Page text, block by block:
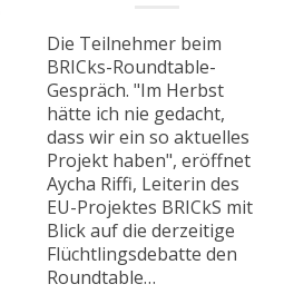
Die Teilnehmer beim
BRICks-Roundtable-
Gespräch. "Im Herbst
hätte ich nie gedacht,
dass wir ein so aktuelles
Projekt haben", eröffnet
Aycha Riffi, Leiterin des
EU-Projektes BRICkS mit
Blick auf die derzeitige
Flüchtlingsdebatte den
Roundtable…